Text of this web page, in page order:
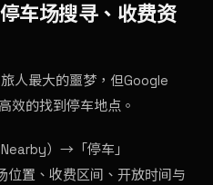
车场搜寻、收费资
人最大的噩梦，但Google
效的找到停车地点。
）→「停车」
位置、收费区间、开放时间与